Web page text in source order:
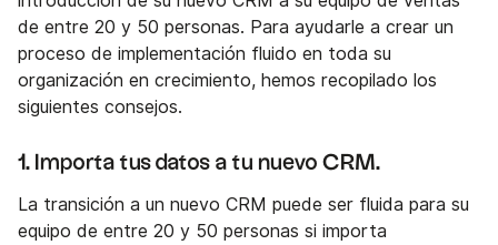
de entre 20 y 50 personas. Para ayudarle a crear un
proceso de implementación fluido en toda su
organización en crecimiento, hemos recopilado los
siguientes consejos.
1. Importa tus datos a tu nuevo CRM.
La transición a un nuevo CRM puede ser fluida para su
equipo de entre 20 y 50 personas si importa